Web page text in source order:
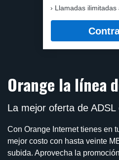
Llamadas
Orange la línea
La mejor oferta de ADSL
Con Orange Internet tienes en
mejor costo con hasta veinte
subida. Aprovecha la